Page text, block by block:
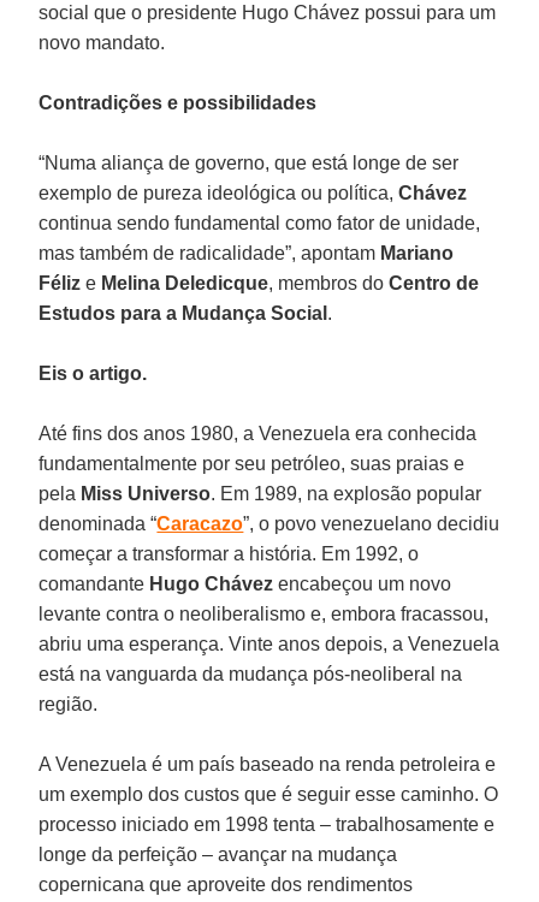
social que o presidente Hugo Chávez possui para um
novo mandato.
Contradições e possibilidades
“Numa aliança de governo, que está longe de ser
exemplo de pureza ideológica ou política,Chávez
continua sendo fundamental como fator de unidade,
mas também de radicalidade”, apontam Mariano
Féliz e Melina Deledicque, membros doCentro de
Estudos para a Mudança Social .
Eis o artigo.
Até fins dos anos 1980, a Venezuela era conhecida
fundamentalmente por seu petróleo, suas praias e
pela Miss Universo. Em 1989, na explosão popular
denominada “Caracazo”, o povo venezuelano decidiu
começar a transformar a história. Em 1992, o
comandante Hugo Chávez encabeçou um novo
levante contra o neoliberalismo e, embora fracassou,
abriu uma esperança. Vinte anos depois, a Venezuela
está na vanguarda da mudança pós-neoliberal na
região.
A Venezuela é um país baseado na renda petroleira e
um exemplo dos custos que é seguir esse caminho. O
processo iniciado em 1998 tenta – trabalhosamente e
longe da perfeição – avançar na mudança
copernicana que aproveite dos rendimentos